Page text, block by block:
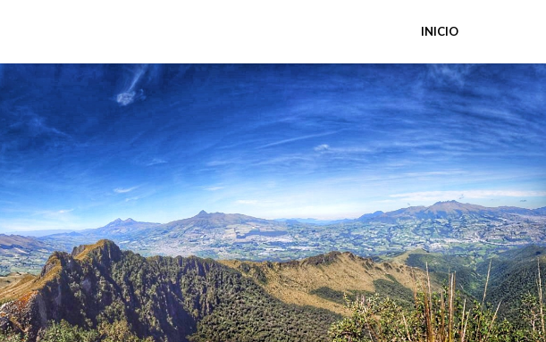
INICIO